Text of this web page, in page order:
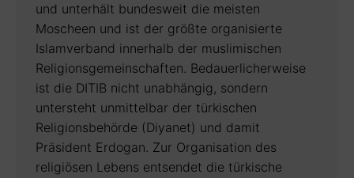
und unterhält bundesweit die meisten
Moscheen und ist der größte organisierte
Islamverband innerhalb der muslimischen
Religionsgemeinschaften. Bedauerlicherweise
ist die DITIB nicht unabhängig, sondern
untersteht unmittelbar der türkischen
Religionsbehörde (Diyanet) und damit
Präsident Erdogan. Zur Organisation des
religiösen Lebens entsendet die türkische